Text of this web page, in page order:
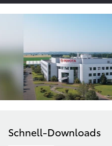
Schnell-Downloads